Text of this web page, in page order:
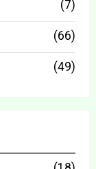
(7)
(66)
(49)